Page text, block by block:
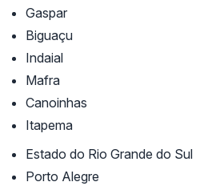
Gaspar
Biguaçu
Indaial
Mafra
Canoinhas
Itapema
Estado do Rio Grande do Sul
Porto Alegre